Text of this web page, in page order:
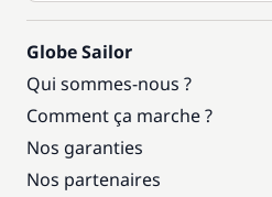
Globe Sailor
Qui sommes-nous ?
Comment ça marche ?
Nos garanties
Nos partenaires